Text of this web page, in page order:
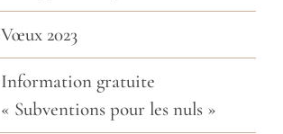
Vœux 2023
Information gratuite
« Subventions pour les nuls »